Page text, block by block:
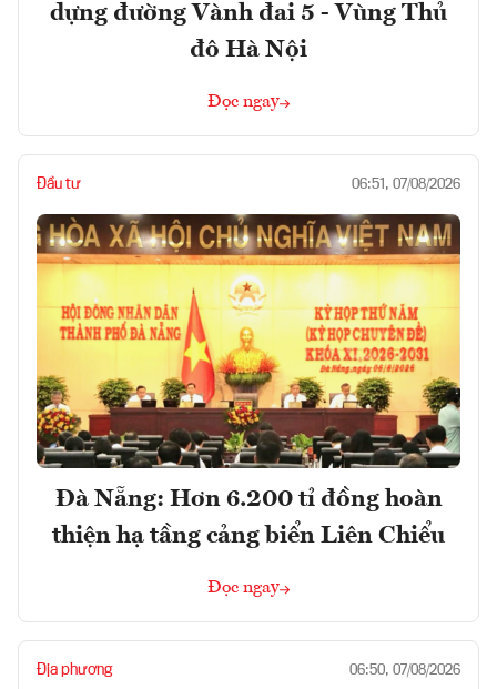
dựng đường Vành đai 5 - Vùng Thủ
đô Hà Nội
Đọc ngay
Đầu tư 06:51, 07/08/2026
Đà Nẵng: Hơn 6.200 tỉ đồng hoàn
thiện hạ tầng cảng biển Liên Chiểu
Đọc ngay
Địa phương 06:50, 07/08/2026